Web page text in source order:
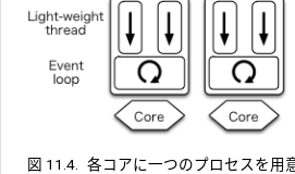
図 11.4.
各コアに一つのプロセスを用